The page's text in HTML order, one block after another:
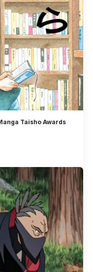
Taisho Awards